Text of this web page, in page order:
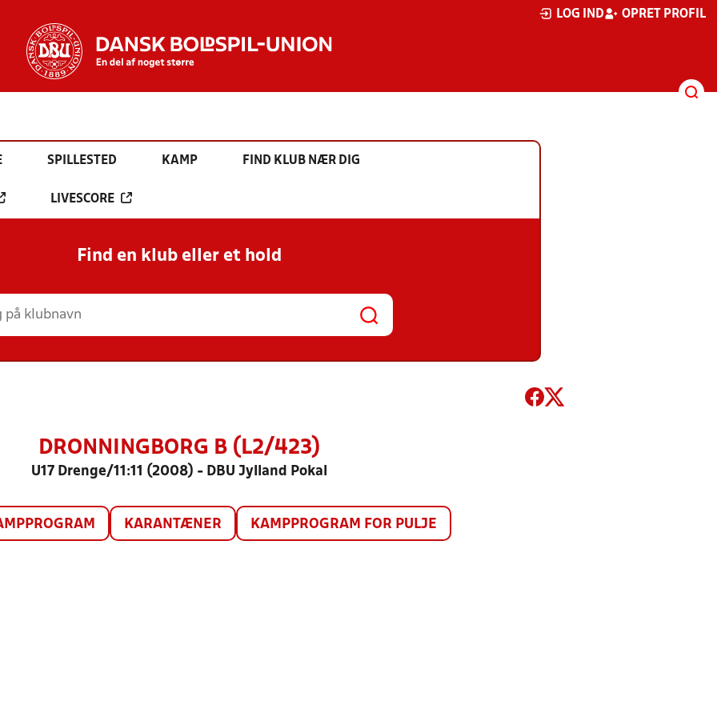
LOG IND OPRET PROFIL
SPILLESTED KAMP FIND KLUB NÆR DIG
LIVESCORE
Find en klub eller et hold
DRONNINGBORG B (L2/423)
U17 Drenge/11:11 (2008) - DBU Jylland Pokal
KARANTÆNER KAMPPROGRAM FOR PULJE